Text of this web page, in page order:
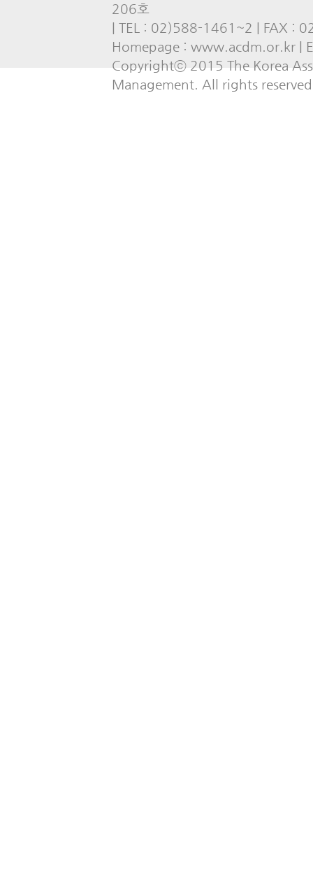
206호
| TEL : 02)588-1461~2 | FAX :
Homepage : www.acdm.or.kr |
Copyrightⓒ 2015 The Korea
Management. All rights reserved